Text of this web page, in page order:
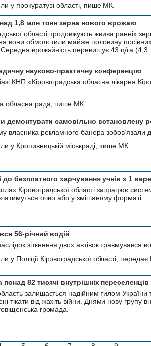
у прокуратурі області, пише МК.
1,8 млн тонн зерна нового врожаю
області продовжують жнива ранніх
вони обмолотили майже половину
врожайність перевищує 43 ц/га (4,3
науково-практичну конференцію
КНП «Кіровоградська обласна лікарня
обласна рада, пише МК.
демонтувати самовільно встановлену
власника рекламного банера зобов’язали
у Кропивницькій міськраді, пише МК.
безплатного харчування учнів з 1
Кіровоградської області запрацює
очно або у змішаному форматі.
56-річний водій
зіткнення двох автівок травмувався
у Поліції Кіровоградської області, передає
82 тисячі внутрішніх переселенців
залишається надійним тилом
тікати від жахіть війни. Днями нову групу
громада.